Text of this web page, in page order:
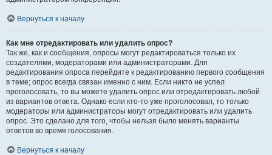
Вернуться к началу
Как мне отредактировать или удалить опрос?
Так же, как и сообщения, опросы могут редактироваться только их
создателями, модераторами или администраторами. Для
редактирования опроса перейдите к редактированию первого сообщения
в теме; опрос всегда связан именно с ним. Если никто не успел
проголосовать, то вы можете удалить опрос или отредактировать любой
из вариантов ответа. Однако если кто-то уже проголосовал, то только
модераторы или администраторы могут отредактировать или удалить
опрос. Это сделано для того, чтобы нельзя было менять варианты
ответов во время голосования.
Вернуться к началу